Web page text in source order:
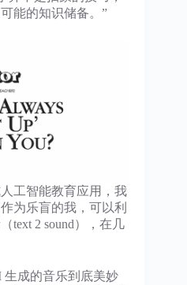
能的知识储备。”
工智能教育应用，我
为乐盲的我，可以利
text 2 sound），在几
成的音乐到底美妙